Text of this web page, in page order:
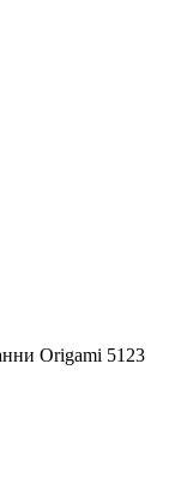
Origami 5123